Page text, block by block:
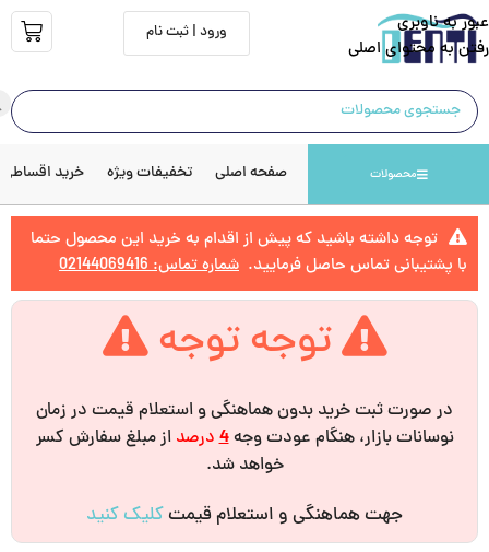
عبور به ناوبری
رفتن به محتوای اصلی
ورود | ثبت نام
محصولات صفحه اصلی تخفیفات ویژه خرید اقساطی
توجه داشته باشید که پیش از اقدام به خرید این محصول حتما
با پشتیبانی تماس حاصل فرمایید. شماره تماس: 02144069416
توجه توجه
در صورت ثبت خرید بدون هماهنگی و استعلام قیمت در زمان
نوسانات بازار، هنگام عودت وجه4درصد از مبلغ سفارش کسر
خواهد شد.
جهت هماهنگی و استعلام قیمتکلیک کنید